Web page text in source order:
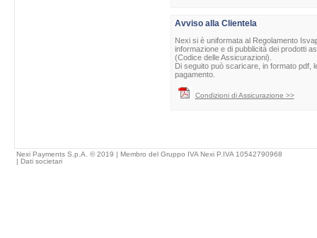
Avviso alla Clientela
Nexi si è uniformata al Regolamento
informazione e di pubblicità dei prodotti
(Codice delle Assicurazioni).
Di seguito può scaricare, in formato pdf,
pagamento.
Condizioni di Assicurazione >>
Nexi Payments S.p.A. © 2019 | Membro del Gruppo IVA Nexi P.IVA 10542790968
| Dati societari